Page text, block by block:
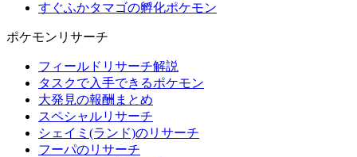
すぐふかタマゴの孵化ポケモン
ポケモンリサーチ
フィールドリサーチ解説
タスクで入手できるポケモン
大発見の報酬まとめ
スペシャルリサーチ
シェイミ(ランド)のリサーチ
フーパのリサーチ